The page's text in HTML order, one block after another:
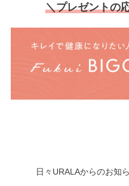
＼プレゼントの
日々URALAからのお知